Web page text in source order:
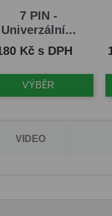
7 PIN -
Univerzální...
Kč s DPH
VÝBĚR
VIDEO